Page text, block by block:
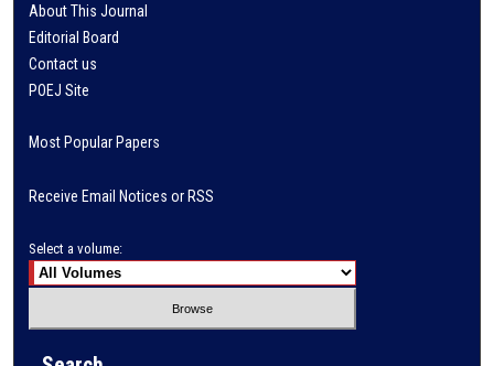
About This Journal
Editorial Board
Contact us
POEJ Site
Most Popular Papers
Receive Email Notices or RSS
Select a volume: